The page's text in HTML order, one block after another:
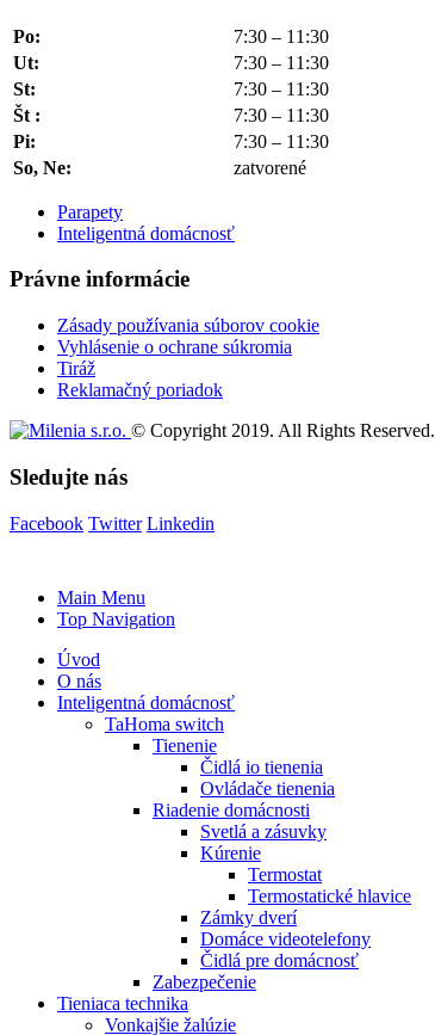
Po: 7:30 – 11:30
Ut:
7:30 – 11:30
St:
7:30 – 11:30
Št :
7:30 – 11:30
Pi:
7:30 – 11:30
So, Ne:
zatvorené
Parapety
Inteligentná domácnosť
Právne informácie
Zásady používania súborov cookie
Vyhlásenie o ochrane súkromia
Tiráž
Reklamačný poriadok
© Copyright 2019. All Rights Reserved.
Sledujte nás
Facebook Twitter Linkedin
Main Menu
Top Navigation
Úvod
O nás
Inteligentná domácnosť
TaHoma switch
Tienenie
Čidlá io tienenia
Ovládače tienenia
Riadenie domácnosti
Svetlá a zásuvky
Kúrenie
Termostat
Termostatické hlavice
Zámky dverí
Domáce videotelefony
Čidlá pre domácnosť
Zabezpečenie
Tieniaca technika
Vonkajšie žalúzie